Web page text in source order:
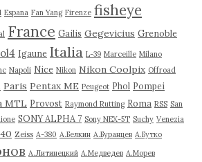
Espana Fan Yang Firenze fisheye
France Gailis Gegevicius Grenoble
Igaune Italia L-39 Marceille Milano
Napoli Nice Nikon Nikon Coolpix Offroad
Paris Pentax ME Peugeot Phol Pompei
MTL Provost Raymond Rutting Roma RSS San
SONY ALPHA 7 Sony NEX-5T Suchy Venezia
Zeiss А-380 А.Белкин А.Буранцев А.Бутко
А.Литинецкий А.Медведев А.Морев